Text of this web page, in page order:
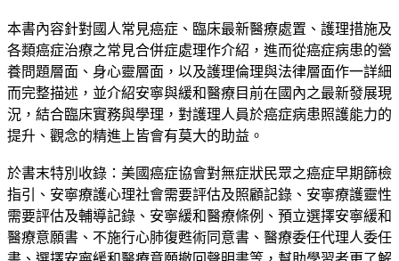
本書內容針對國人常見癌症、臨床最新醫療處置、護理措施及
各類癌症治療之常見合併症處理作介紹，進而從癌症病患的營
養問題層面、身心靈層面，以及護理倫理與法律層面作一詳細
而完整描述，並介紹安寧與緩和醫療目前在國內之最新發展現
況，結合臨床實務與學理，對護理人員於癌症病患照護能力的
提升、觀念的精進上皆會有莫大的助益。
於書末特別收錄：美國癌症協會對無症狀民眾之癌症早期篩檢
指引、安寧療護心理社會需要評估及照顧記錄、安寧療護靈性
需要評估及輔導記錄、安寧緩和醫療條例、預立選擇安寧緩和
醫療意願書、不施行心肺復甦術同意書、醫療委任代理人委任